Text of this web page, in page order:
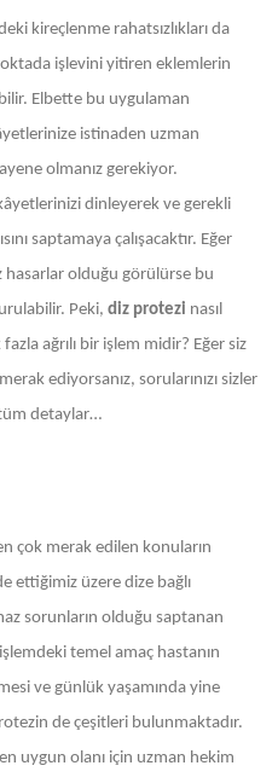
kireçlenme rahatsızlıkları da
işlevini yitiren eklemlerin
Elbette bu uygulaman
istinaden uzman
olmanız gerekiyor.
dinleyerek ve gerekli
saptamaya çalışacaktır. Eğer
hasarlar olduğu görülürse bu
Peki, diz protezi nasıl
ağrılı bir işlem midir? Eğer siz
ediyorsanız, sorularınızı sizler
tüm detaylar…
çok merak edilen konuların
ettiğimiz üzere dize bağlı
sorunların olduğu saptanan
temel amaç hastanın
ve günlük yaşamında yine
de çeşitleri bulunmaktadır.
en uygun olanı için uzman hekim